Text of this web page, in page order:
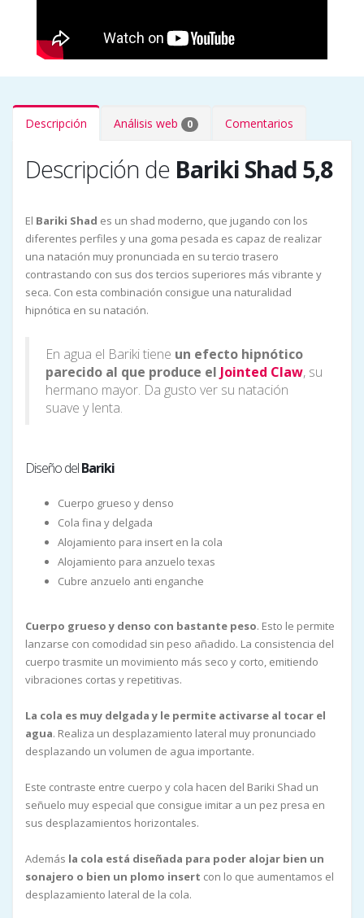
Descripción Análisis web 0 Comentarios
Descripción de Bariki Shad 5,8
El Bariki Shad es un shad moderno, que jugando con los
diferentes perfiles y una goma pesada es capaz de realizar
una natación muy pronunciada en su tercio trasero
contrastando con sus dos tercios superiores más vibrante y
seca. Con esta combinación consigue una naturalidad
hipnótica en su natación.
En agua el Bariki tiene un efecto hipnótico
parecido al que produce el Jointed Claw, su
hermano mayor. Da gusto ver su natación
suave y lenta.
Diseño delBariki
Cuerpo grueso y denso
Cola fina y delgada
Alojamiento para insert en la cola
Alojamiento para anzuelo texas
Cubre anzuelo anti enganche
Cuerpo grueso y denso con bastante peso. Esto le permite
lanzarse con comodidad sin peso añadido. La consistencia del
cuerpo trasmite un movimiento más seco y corto, emitiendo
vibraciones cortas y repetitivas.
La cola es muy delgada y le permite activarse al tocar el
agua. Realiza un desplazamiento lateral muy pronunciado
desplazando un volumen de agua importante.
Este contraste entre cuerpo y cola hacen del Bariki Shad un
señuelo muy especial que consigue imitar a un pez presa en
sus desplazamientos horizontales.
Además la cola está diseñada para poder alojar bien un
sonajero o bien un plomo insert con lo que aumentamos el
desplazamiento lateral de la cola.